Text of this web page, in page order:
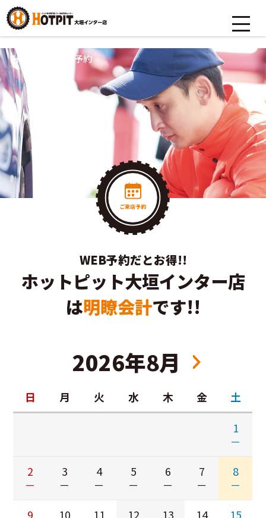
HOME ご来店予約
WEB予約だとお得!!
ホットピット大垣インター店
は明瞭会計です!!
2026年8月
日 月 火 水 木 金
土
1
－
2
－
3
－
4
－
5
－
6
－
7
－
8
－
9
10
11
12
13
14
15